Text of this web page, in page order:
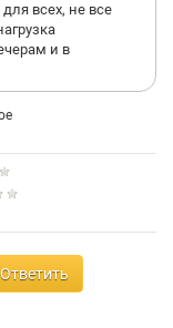
всех, не все
и в
Ответить